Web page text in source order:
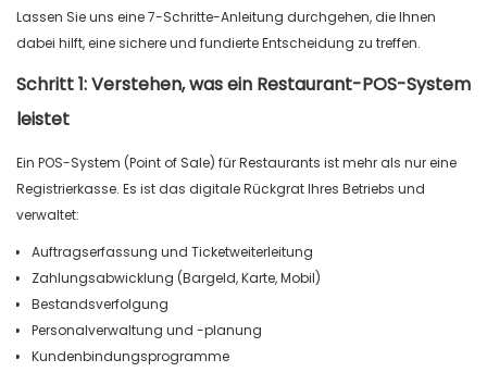
Lassen Sie uns eine 7-Schritte-Anleitung durchgehen, die Ihnen
dabei hilft, eine sichere und fundierte Entscheidung zu treffen.
Schritt 1: Verstehen, was ein Restaurant-POS-System
leistet
Ein POS-System (Point of Sale) für Restaurants ist mehr als nur eine
Registrierkasse. Es ist das digitale Rückgrat Ihres Betriebs und
verwaltet:
Auftragserfassung und Ticketweiterleitung
Zahlungsabwicklung (Bargeld, Karte, Mobil)
Bestandsverfolgung
Personalverwaltung und -planung
Kundenbindungsprogramme